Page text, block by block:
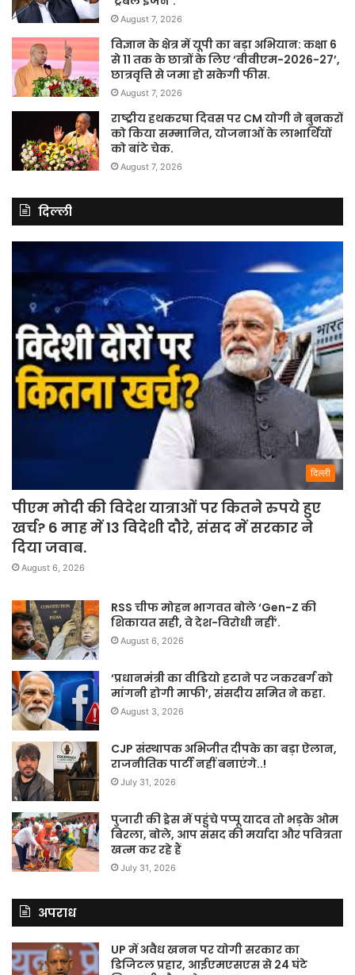
August 7, 2026
विज्ञान के क्षेत्र में यूपी का बड़ा अभियान: कक्षा 6
से 11 तक के छात्रों के लिए ‘वीवीएम-2026-27’,
छात्रवृत्ति से जमा हो सकेगी फीस.
August 7, 2026
राष्ट्रीय हथकरघा दिवस पर CM योगी ने बुनकरों
को किया सम्मानित, योजनाओं के लाभार्थियों
को बांटे चेक.
August 7, 2026
दिल्ली
दिल्ली
पीएम मोदी की विदेश यात्राओं पर कितने रुपये हुए
खर्च? 6 माह में 13 विदेशी दौरे, संसद में सरकार ने
दिया जवाब.
August 6, 2026
RSS चीफ मोहन भागवत बोले ‘Gen-Z की
शिकायत सही, वे देश-विरोधी नहीं’.
August 6, 2026
‘प्रधानमंत्री का वीडियो हटाने पर जकरबर्ग को
मांगनी होगी माफी’, संसदीय समित ने कहा.
August 3, 2026
CJP संस्थापक अभिजीत दीपके का बड़ा ऐलान,
राजनीतिक पार्टी नहीं बनाएंगे..!
July 31, 2026
पुजारी की ड्रेस में पहुंचे पप्पू यादव तो भड़के ओम
बिरला, बोले, आप संसद की मर्यादा और पवित्रता
खत्म कर रहे हैं
July 31, 2026
अपराध
UP में अवैध खनन पर योगी सरकार का
डिजिटल प्रहार, आईएमएसएस से 24 घंटे